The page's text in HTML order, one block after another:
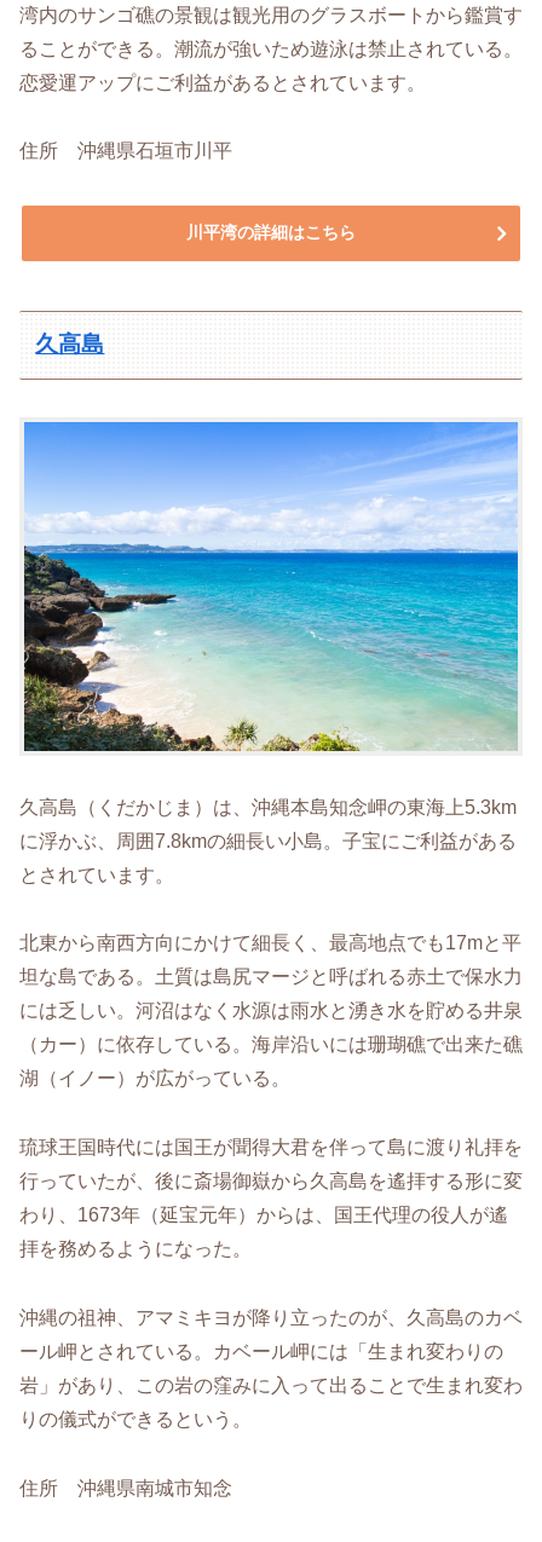
湾内のサンゴ礁の景観は観光用のグラスボートから鑑賞す
ることができる。潮流が強いため遊泳は禁止されている。
恋愛運アップにご利益があるとされています。
住所 沖縄県石垣市川平
川平湾の詳細はこちら
久高島
久高島（くだかじま）は、沖縄本島知念岬の東海上5.3km
に浮かぶ、周囲7.8kmの細長い小島。 子宝にご利益がある
とされています。
北東から南西方向にかけて細長く、最高地点でも17mと平
坦な島である。土質は島尻マージと呼ばれる赤土で保水力
には乏しい。河沼はなく水源は雨水と湧き水を貯める井泉
（カー）に依存している。海岸沿いには珊瑚礁で出来た礁
湖（イノー）が広がっている。
琉球王国時代には国王が聞得大君を伴って島に渡り礼拝を
行っていたが、後に斎場御嶽から久高島を遙拝する形に変
わり、1673年（延宝元年）からは、国王代理の役人が遙
拝を務めるようになった。
沖縄の祖神、アマミキヨが降り立ったのが、久高島のカベ
ール岬とされている。カベール岬には「生まれ変わりの
岩」があり、この岩の窪みに入って出ることで生まれ変わ
りの儀式ができるという。
住所 沖縄県南城市知念